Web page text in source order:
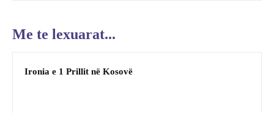
Me te lexuarat...
Ironia e 1 Prillit në Kosovë